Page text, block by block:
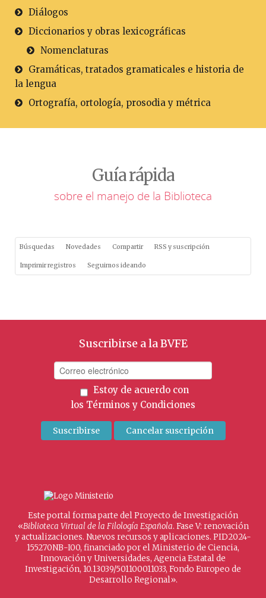
Diálogos
Diccionarios y obras lexicográficas
Nomenclaturas
Gramáticas, tratados gramaticales e historia de
la lengua
Ortografía, ortología, prosodia y métrica
Guía rápida
sobre el manejo de la Biblioteca
Búsquedas Novedades Compartir RSS y suscripción
Imprimir registros Seguimos ideando
Suscribirse a la BVFE
Estoy de acuerdo con
los Términos y Condiciones
Este portal forma parte del Proyecto de Investigación
«Biblioteca Virtual de la Filología Española. Fase V: renovación
y actualizaciones. Nuevos recursos y aplicaciones. PID2024-
155270NB-I00, financiado por el Ministerio de Ciencia,
Innovación y Universidades, Agencia Estatal de
Investigación, 10.13039/501100011033, Fondo Europeo de
Desarrollo Regional».